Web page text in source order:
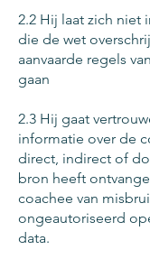
2.2 Hij laat zich niet
die de wet
aanvaarde regels
gaan
2.3 Hij gaat
informatie over de
direct, indirect of
bron heeft
coachee van
ongeautoriseerd
data.